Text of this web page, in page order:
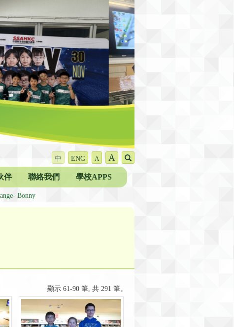
中 ENG A A
伴 聯絡我們 學校APPS
Bonny
顯示 61-90 筆, 共 291 筆。